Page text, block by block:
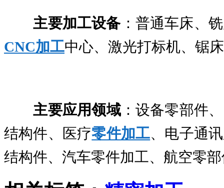
主要加工设备：普通车床、
CNC加工中心、激光打标机、锯
主要应用领域：设备零部件
结构件、医疗零件加工、电子通
结构件、汽车零件加工、航空零